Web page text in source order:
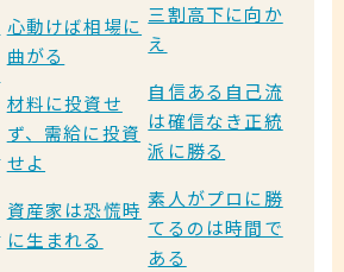
心動けば相場に
曲がる
材料に投資せ
ず、需給に投資
せよ
資産家は恐慌時
に生まれる
三割高下に向か
え
自信ある自己流
は確信なき正統
派に勝る
素人がプロに勝
てるのは時間で
ある